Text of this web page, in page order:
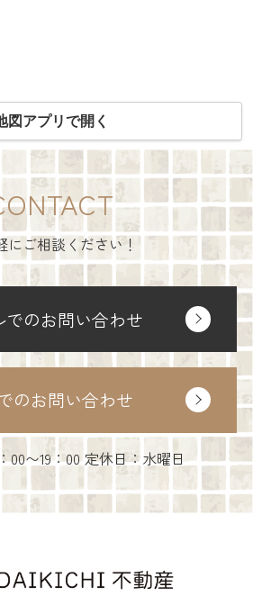
図アプリで開く
にご相談ください！
でのお問い合わせ
のお問い合わせ
00〜19：00 定休日：水曜日